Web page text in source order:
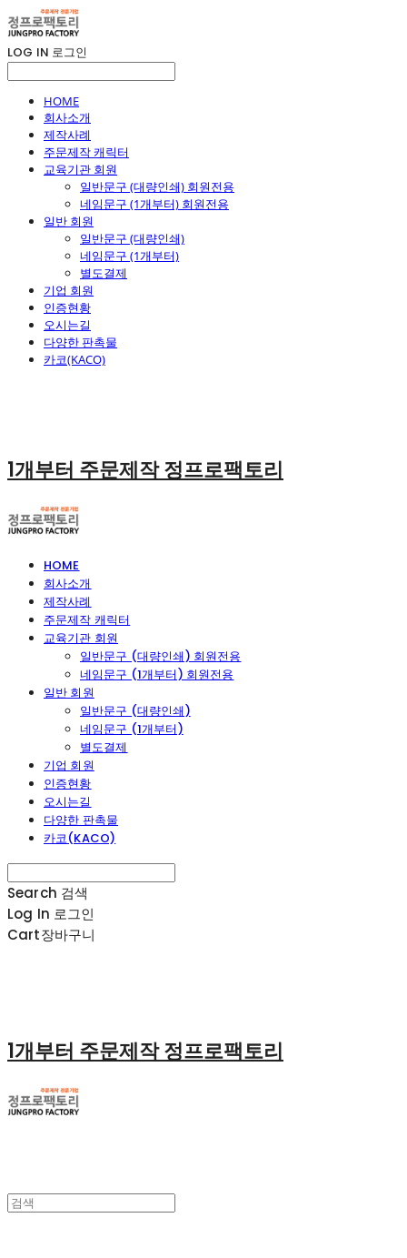
LOG IN 로그인
HOME
회사소개
제작사례
주문제작 캐릭터
교육기관 회원
일반문구 (대량인쇄) 회원전용
네임문구 (1개부터) 회원전용
일반 회원
일반문구 (대량인쇄)
네임문구 (1개부터)
별도결제
기업 회원
인증현황
오시는길
다양한 판촉물
카코(KACO)
1개부터 주문제작 정프로팩토리
HOME
회사소개
제작사례
주문제작 캐릭터
교육기관 회원
일반문구 (대량인쇄) 회원전용
네임문구 (1개부터) 회원전용
일반 회원
일반문구 (대량인쇄)
네임문구 (1개부터)
별도결제
기업 회원
인증현황
오시는길
다양한 판촉물
카코(KACO)
Search 검색
Log In 로그인
Cart장바구니
1개부터 주문제작 정프로팩토리